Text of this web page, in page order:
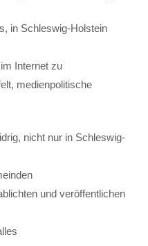
in Schleswig-Holstein
Internet zu
medienpolitische
nicht nur in Schleswig-
und veröffentlichen